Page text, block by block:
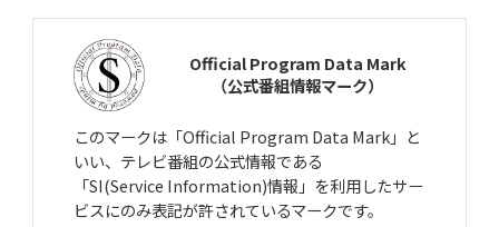
Official Program Data Mark
（公式番組情報マーク）
このマークは「Official Program Data Mark」と
いい、テレビ番組の公式情報である
「SI(Service Information)情報」を利用したサー
ビスにのみ表記が許されているマークです。